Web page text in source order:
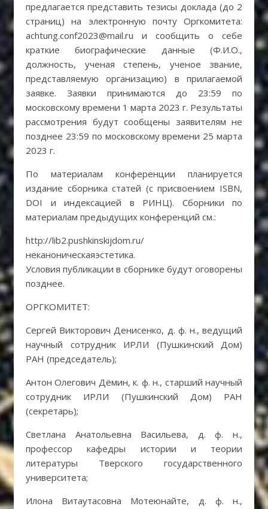
предлагается представить тезисы доклада (до 2
страниц) на электронную почту Оргкомитета:
achtung.conf2023@mail.ru и сообщить о себе
краткие биографические данные (Ф.И.О.,
должность, ученая степень, ученое звание,
представляемую организацию) в прилагаемой
заявке. Заявки принимаются до 23:59 по
московскому времени 1 марта 2023 г. Результаты
рассмотрения будут сообщены заявителям не
позднее 23:59 по московскому времени 25 марта
2023 г.
По материалам конференции планируется
издание сборника статей (с присвоением ISBN,
DOI и индексацией в РИНЦ). Сборники по
материалам предыдущих конференций см.:
http://lib2.pushkinskijdom.ru/
неканоническаяэстетика.
Условия публикации в сборнике будут оговорены
позднее.
ОРГКОМИТЕТ:
Сергей Викторович Денисенко, д. ф. н., ведущий
научный сотрудник ИРЛИ (Пушкинский Дом)
РАН (председатель);
Антон Олегович Дёмин, к. ф. н., старший научный
сотрудник ИРЛИ (Пушкинский Дом) РАН
(секретарь);
Светлана Анатольевна Васильева, д. ф. н.,
профессор кафедры истории и теории
литературы Тверского государственного
университета;
Илона Витаутасовна Мотеюнайте, д. ф. н.,